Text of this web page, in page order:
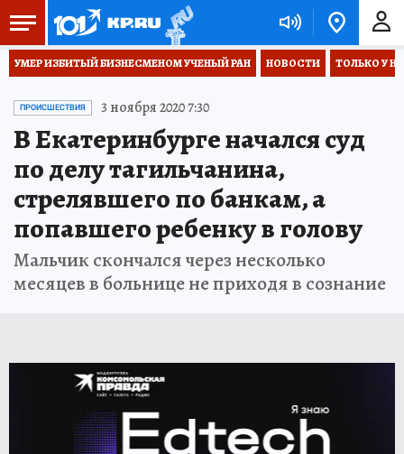
УМЕР ИЗБИТЫЙ БИЗНЕСМЕНОМ УЧЕНЫЙ РАН НОВОСТИ ТОЛЬКО У
ПРОИСШЕСТВИЯ 3 ноября 2020 7:30
В Екатеринбурге начался суд
по делу тагильчанина,
стрелявшего по банкам, а
попавшего ребенку в голову
Мальчик скончался через несколько
месяцев в больнице не приходя в сознание